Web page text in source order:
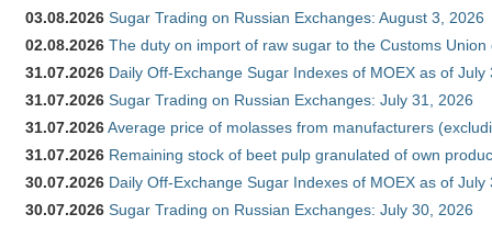
03.08.2026 Sugar Trading on Russian Exchanges: August 3, 2026
02.08.2026 The duty on import of raw sugar to the Customs
31.07.2026 Daily Off-Exchange Sugar Indexes of MOEX as of July
31.07.2026 Sugar Trading on Russian Exchanges: July 31, 2026
31.07.2026Average price of molasses from manufacturers
31.07.2026 Remaining stock of beet pulp granulated of own
30.07.2026 Daily Off-Exchange Sugar Indexes of MOEX as of July
30.07.2026 Sugar Trading on Russian Exchanges: July 30, 2026